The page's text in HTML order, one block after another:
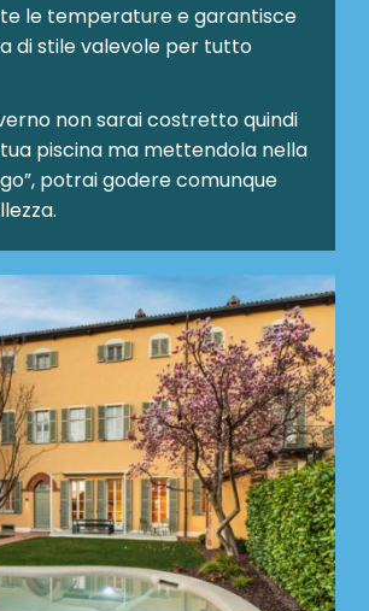
le temperature e garantisce
di stile valevole per tutto
non sarai costretto quindi
piscina ma mettendola nella
potrai godere comunque